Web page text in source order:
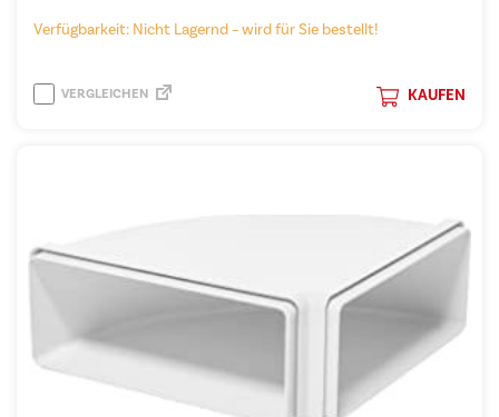
Verfügbarkeit: Nicht Lagernd – wird für Sie bestellt!
KAUFEN
VERGLEICHEN